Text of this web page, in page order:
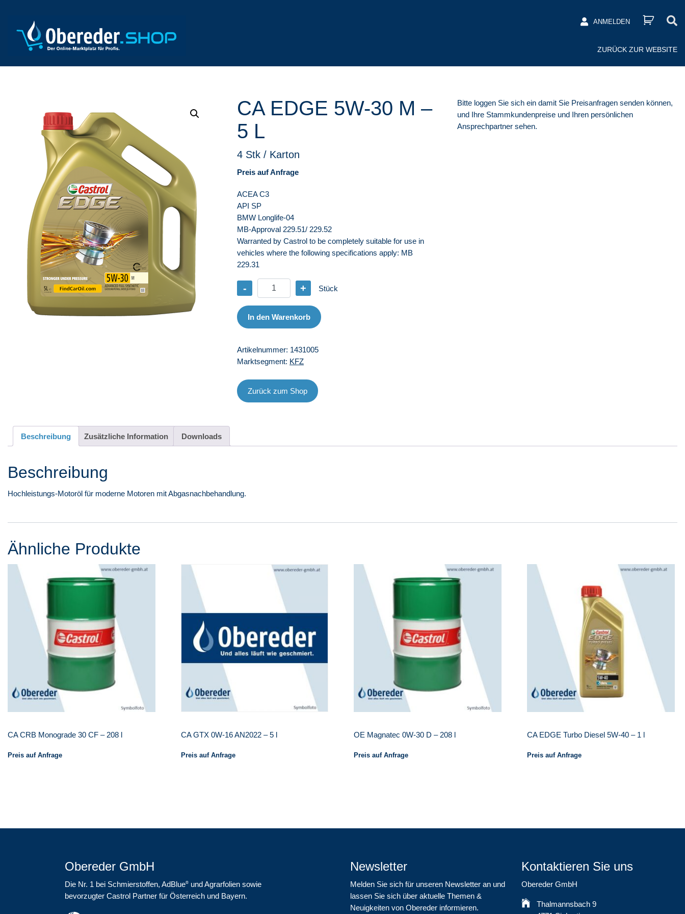
ANMELDEN
ZURÜCK ZUR WEBSITE
CA EDGE 5W-30 M –
5 L
4 Stk / Karton
Preis auf Anfrage
ACEA C3
API SP
BMW Longlife-04
MB-Approval 229.51/ 229.52
Warranted by Castrol to be completely suitable for use in
vehicles where the following specifications apply: MB
229.31
CA
EDGE
5W-
30
-
5
Menge
- + Stück
In den Warenkorb
Artikelnummer: 1431005
Marktsegment: KFZ
Zurück zum Shop
Bitte loggen Sie sich ein damit Sie Preisanfragen senden können,
und Ihre Stammkundenpreise und Ihren persönlichen
Ansprechpartner sehen.
Beschreibung Zusätzliche Information Downloads
Beschreibung
Hochleistungs-Motoröl für moderne Motoren mit Abgasnachbehandlung.
Ähnliche Produkte
CA CRB Monograde 30 CF – 208 l
Preis auf Anfrage
CA GTX 0W-16 AN2022 – 5 l
Preis auf Anfrage
OE Magnatec 0W-30 D – 208 l
Preis auf Anfrage
CA EDGE Turbo Diesel 5W-40 – 1 l
Preis auf Anfrage
Obereder GmbH
Die Nr. 1 bei Schmierstoffen, AdBlue®und Agrarfolien sowie
bevorzugter Castrol Partner für Österreich und Bayern.
Newsletter
Melden Sie sich für unseren Newsletter an und
lassen Sie sich über aktuelle Themen &
Neuigkeiten von Obereder informieren.
Kontaktieren Sie uns
Obereder GmbH
Thalmannsbach 9